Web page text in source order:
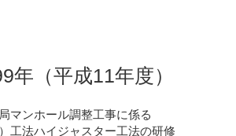
年（平成11年度）
マンホール調整工事に係る
）工法ハイジャスター工法の研修